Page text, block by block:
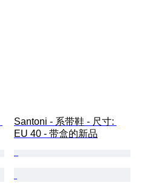
Santoni - 系带鞋 - 尺寸:
EU 40 - 带盒的新品